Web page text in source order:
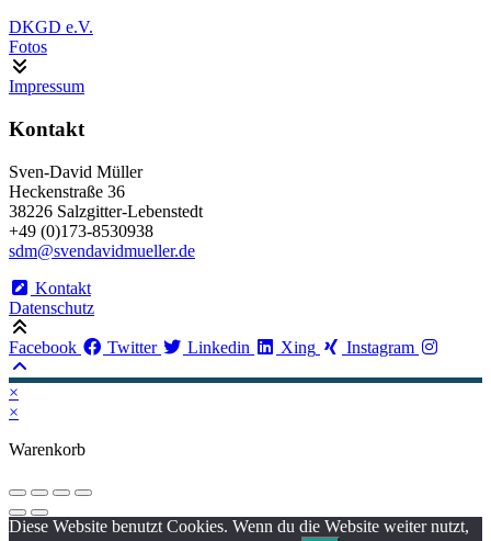
DKGD e.V.
Fotos
Impressum
Kontakt
Sven-David Müller
Heckenstraße 36
38226 Salzgitter-Lebenstedt
+49 (0)173-8530938
sdm@svendavidmueller.de
Kontakt
Datenschutz
Facebook Twitter Linkedin Xing Instagram
×
×
Warenkorb
Diese Website benutzt Cookies. Wenn du die Website weiter nutzt,